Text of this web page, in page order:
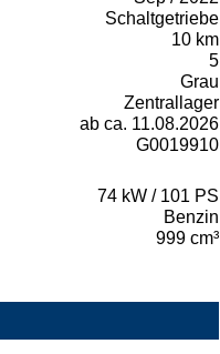
Schaltgetriebe
10 km
5
Grau
Zentrallager
ab ca. 11.08.2026
G0019910
74 kW / 101 PS
Benzin
999 cm³